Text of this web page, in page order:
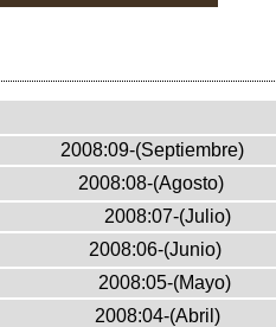
2008:09-(Septiembre)
2008:08-(Agosto)
2008:07-(Julio)
2008:06-(Junio)
2008:05-(Mayo)
2008:04-(Abril)